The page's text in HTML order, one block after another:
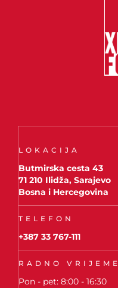
LOKACIJA
Butmirska cesta 43
71 210 Ilidža, Sarajevo
Bosna i Hercegovina
TELEFON
+387 33 767-111
RADNO VRIJEME
Pon - pet: 8:00 - 16:30